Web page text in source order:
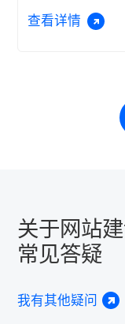
查看详情
关于网站
常见答疑
我有其他疑问